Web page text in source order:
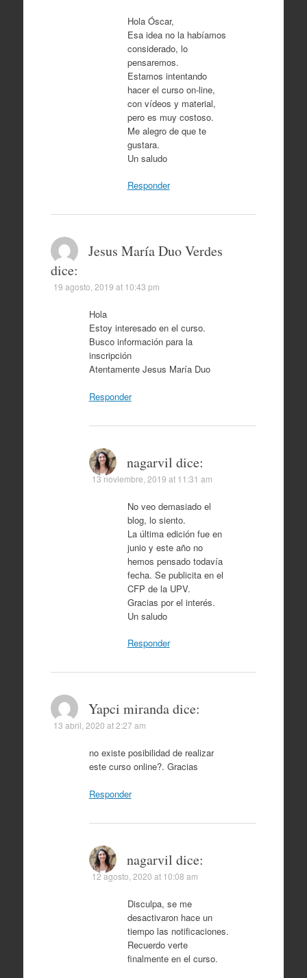
Hola Óscar,
Esa idea no la habíamos
considerado, lo
pensaremos.
Estamos intentando
hacer el curso on-line,
con vídeos y material,
pero es muy costoso.
Me alegro de que te
gustara.
Un saludo
Responder
Jesus María Duo Verdes
dice:
19 agosto, 2019 at 10:43 pm
Hola
Estoy interesado en el curso.
Busco información para la
inscripción
Atentamente Jesus María Duo
Responder
nagarvil dice:
13 noviembre, 2019 at 11:31 am
No veo demasiado el
blog, lo siento.
La última edición fue en
junio y este año no
hemos pensado todavía
fecha. Se publicita en el
CFP de la UPV.
Gracias por el interés.
Un saludo
Responder
Yapci miranda dice:
13 abril, 2020 at 2:27 am
no existe posibilidad de realizar
este curso online?. Gracias
Responder
nagarvil dice:
12 agosto, 2020 at 10:08 am
Disculpa, se me
desactivaron hace un
tiempo las notificaciones.
Recuerdo verte
finalmente en el curso.